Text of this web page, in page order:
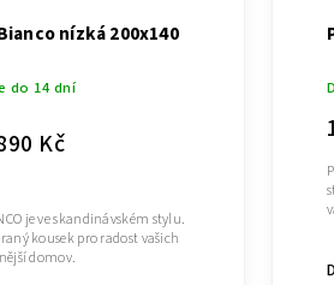
nízká 200x140
do 14 dní
Kč
je ve skandinávském stylu.
kousek pro radost vašich
domov.